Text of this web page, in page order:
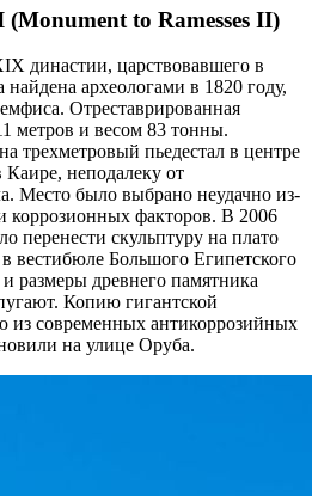
to Ramesses II)
династии, царствовавшего в
найдена археологами в 1820 году,
Отреставрированная
метров и весом 83 тонны.
трехметровый пьедестал в центре
неподалеку от
Место было выбрано неудачно из-
коррозионных факторов. В 2006
перенести скульптуру на плато
в вестибюле Большого Египетского
размеры древнего памятника
Копию гигантской
из современных антикоррозийных
на улице Оруба.